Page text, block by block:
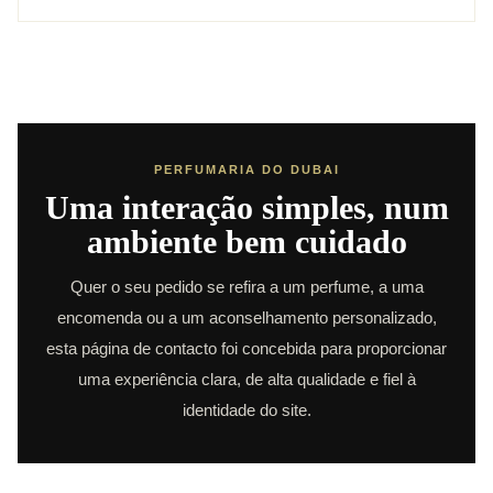
PERFUMARIA DO DUBAI
Uma interação simples, num
ambiente bem cuidado
Quer o seu pedido se refira a um perfume, a uma
encomenda ou a um aconselhamento personalizado,
esta página de contacto foi concebida para proporcionar
uma experiência clara, de alta qualidade e fiel à
identidade do site.